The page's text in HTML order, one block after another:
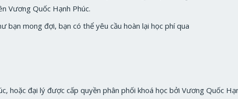
Vương Quốc Hạnh Phúc.
bạn mong đợi, bạn có thể yêu cầu hoàn lại học phí qua
hoặc đại lý được cấp quyền phân phối khoá học bởi Vương Quốc